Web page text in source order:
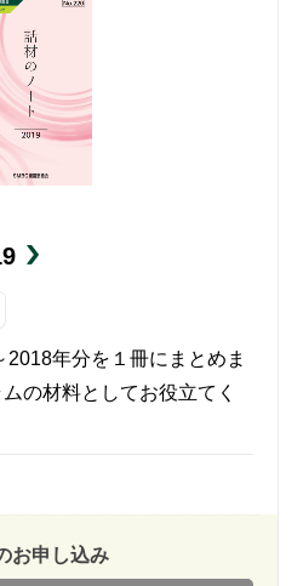
2018年分を１冊にまとめま
の材料としてお役立てく
お申し込み